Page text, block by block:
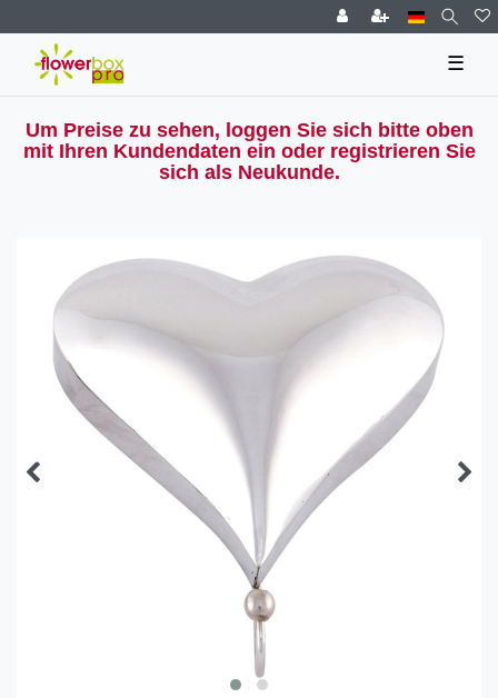
☰
Um Preise zu sehen, loggen Sie sich bitte oben
mit Ihren Kundendaten ein oder registrieren Sie
sich als Neukunde.